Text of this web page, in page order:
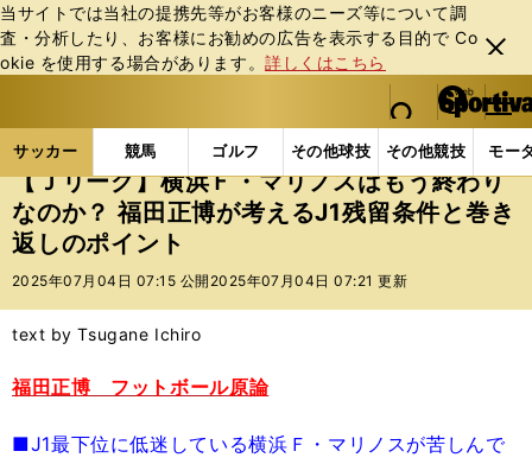
当サイトでは当社の提携先等がお客様のニーズ等について調
査・分析したり、お客様にお勧めの広告を表⽰する⽬的で Co
okie を使⽤する場合があります。詳しくはこちら
閉じ
る
web Sportiva (webスポルティーバ)
検索
マイペ
ー
ジ
メニュ
サッカー 競馬 ゴルフ その他球技 その他競技 モー
ス
ポ
ル
テ
ー
バ
サッカーの記事一覧 Jリーグ他 福田正博 【Ｊリ
【Ｊリーグ】横浜Ｆ・マリノスはもう終わり
なのか？ 福田正博が考えるJ1残留条件と巻き
返しのポイント
2025年07月04日 07:15 公開 2025年07月04日 07:21 更新
text by Tsugane Ichiro
福田正博 フットボール原論
■J1最下位に低迷している横浜Ｆ・マリノスが苦しんで